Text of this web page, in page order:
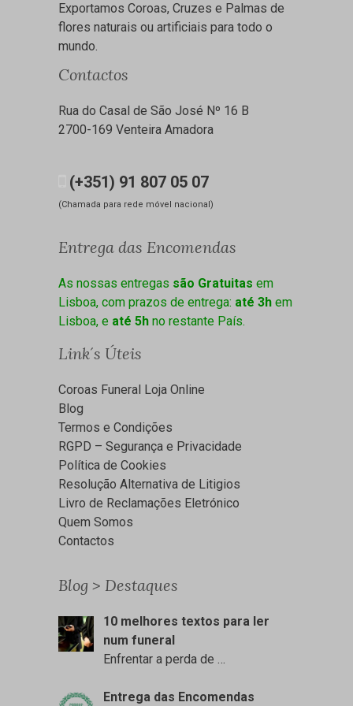
Exportamos Coroas, Cruzes e Palmas de
flores naturais ou artificiais para todo o
mundo.
Contactos
Rua do Casal de São José Nº 16 B
2700-169 Venteira Amadora
(+351) 91 807 05 07
(Chamada para rede móvel nacional)
Entrega das Encomendas
As nossas entregas são Gratuitas em
Lisboa, com prazos de entrega: até 3h em
Lisboa, e até 5h no restante País.
Link´s Úteis
Coroas Funeral Loja Online
Blog
Termos e Condições
RGPD – Segurança e Privacidade
Política de Cookies
Resolução Alternativa de Litigios
Livro de Reclamações Eletrónico
Quem Somos
Contactos
Blog > Destaques
10 melhores textos para ler
num funeral
Enfrentar a perda de …
Entrega das Encomendas